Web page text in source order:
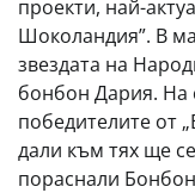
проекти, най-
Шоколандия”. В
звездата на
бонбон Дария. На
победителите от
дали към тях ще
пораснали